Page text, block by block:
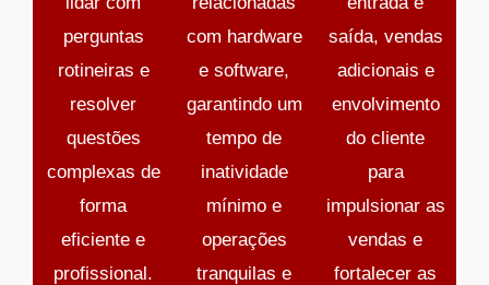
perguntas
rotineiras e
resolver
questões
complexas de
forma
eficiente e
profissional.
com hardware
e software,
garantindo um
tempo de
inatividade
mínimo e
operações
tranquilas e
saída, vendas
adicionais e
envolvimento
do cliente
para
impulsionar as
vendas e
fortalecer as